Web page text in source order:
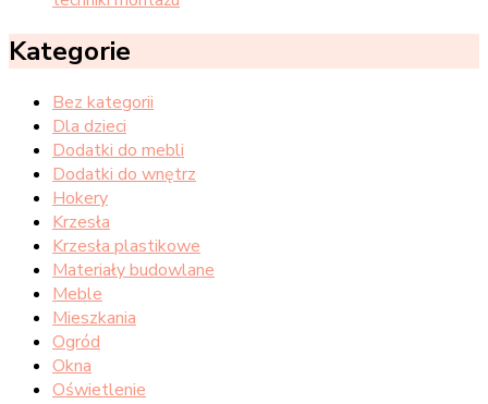
Kategorie
Bez kategorii
Dla dzieci
Dodatki do mebli
Dodatki do wnętrz
Hokery
Krzesła
Krzesła plastikowe
Materiały budowlane
Meble
Mieszkania
Ogród
Okna
Oświetlenie